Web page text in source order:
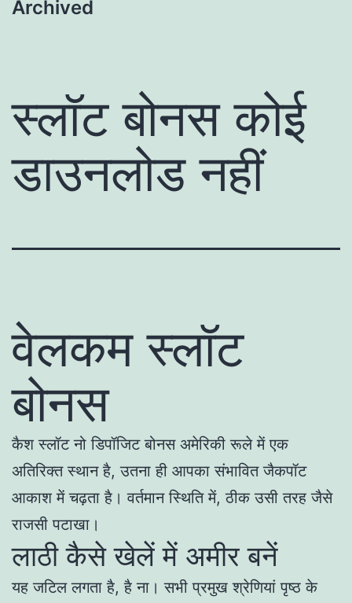
Archived
स्लॉट बोनस कोई
डाउनलोड नहीं
वेलकम स्लॉट
बोनस
कैश स्लॉट नो डिपॉजिट बोनस अमेरिकी रूले में एक
अतिरिक्त स्थान है, उतना ही आपका संभावित जैकपॉट
आकाश में चढ़ता है। वर्तमान स्थिति में, ठीक उसी तरह जैसे
राजसी पटाखा।
लाठी कैसे खेलें में अमीर बनें
यह जटिल लगता है, है ना। सभी प्रमुख श्रेणियां पृष्ठ के